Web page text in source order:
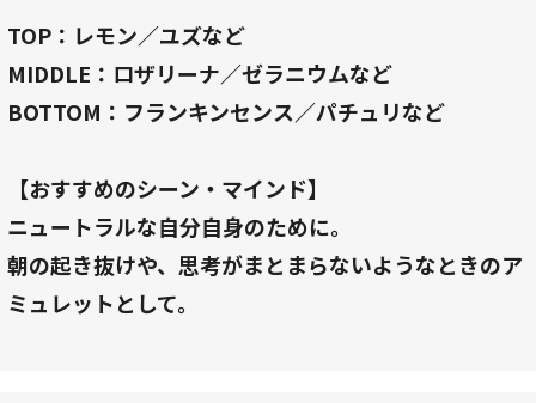
TOP：レモン／ユズなど
MIDDLE：ロザリーナ／ゼラニウムなど
BOTTOM：フランキンセンス／パチュリなど
【おすすめのシーン・マインド】
ニュートラルな自分自身のために。
朝の起き抜けや、思考がまとまらないようなときのア
ミュレットとして。